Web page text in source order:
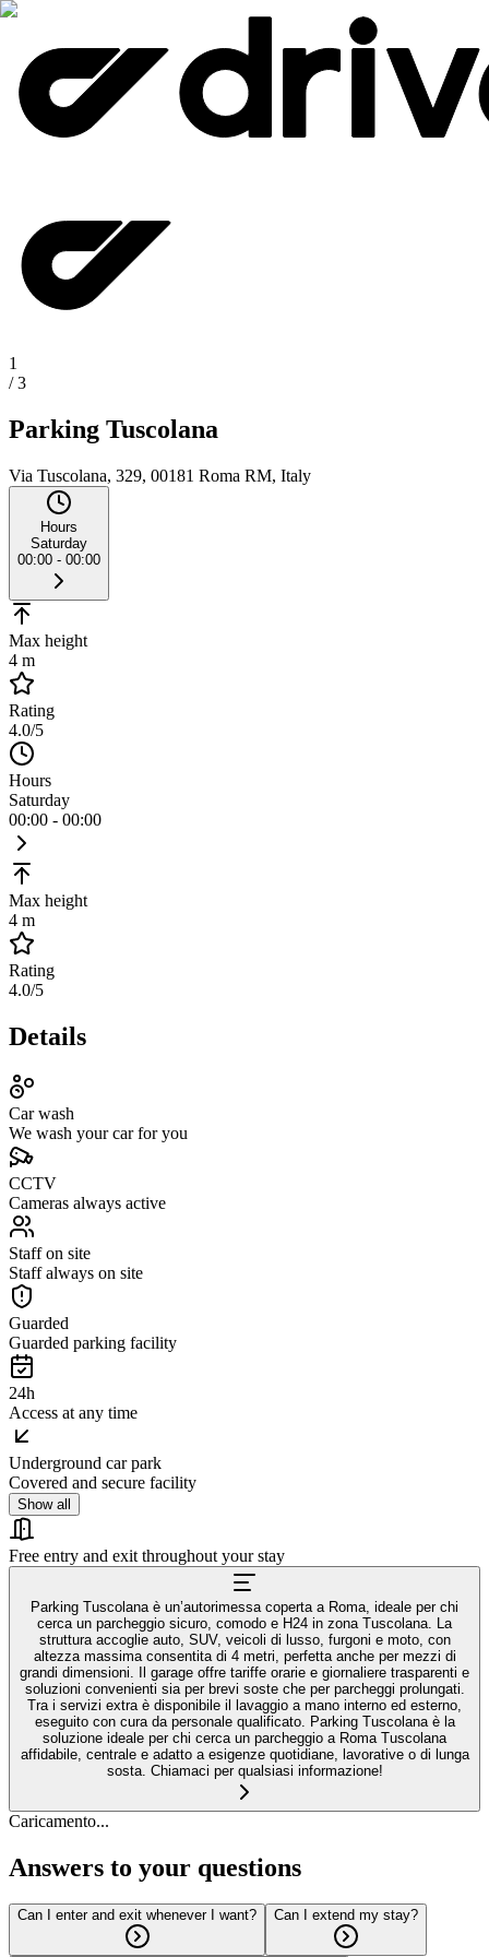
1
/3
Parking Tuscolana
Via Tuscolana, 329, 00181 Roma RM, Italy
Hours
Saturday
00:00 - 00:00
Max height
4 m
Rating
4.0/5
Hours
Saturday
00:00 - 00:00
Max height
4 m
Rating
4.0/5
Details
Car wash
We wash your car for you
CCTV
Cameras always active
Staff on site
Staff always on site
Guarded
Guarded parking facility
24h
Access at any time
Underground car park
Covered and secure facility
Show all
Free entry and exit throughout your stay
Parking Tuscolana è un’autorimessa coperta a Roma, ideale per chi
cerca un parcheggio sicuro, comodo e H24 in zona Tuscolana. La
struttura accoglie auto, SUV, veicoli di lusso, furgoni e moto, con
altezza massima consentita di 4 metri, perfetta anche per mezzi di
grandi dimensioni. Il garage offre tariffe orarie e giornaliere trasparenti e
soluzioni convenienti sia per brevi soste che per parcheggi prolungati.
Tra i servizi extra è disponibile il lavaggio a mano interno ed esterno,
eseguito con cura da personale qualificato. Parking Tuscolana è la
soluzione ideale per chi cerca un parcheggio a Roma Tuscolana
affidabile, centrale e adatto a esigenze quotidiane, lavorative o di lunga
sosta. Chiamaci per qualsiasi informazione!
Caricamento...
Answers to your questions
Can I enter and exit whenever I want? Can I extend my stay?